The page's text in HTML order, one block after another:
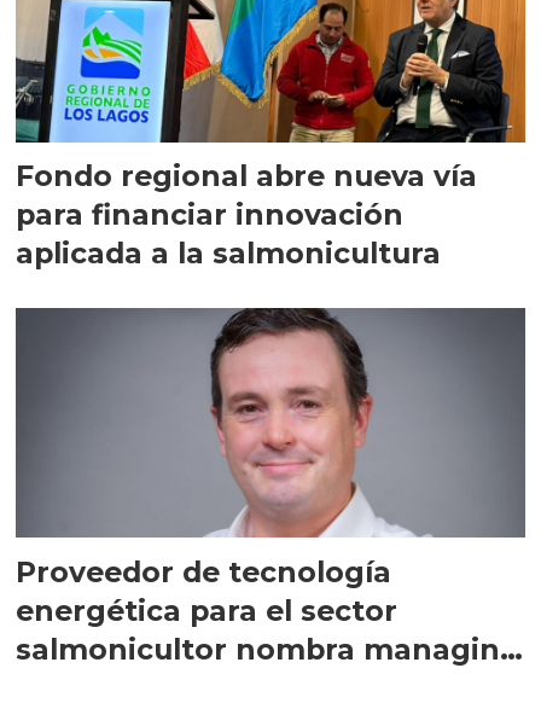
Fondo regional abre nueva vía
para financiar innovación
aplicada a la salmonicultura
Proveedor de tecnología
energética para el sector
salmonicultor nombra managing